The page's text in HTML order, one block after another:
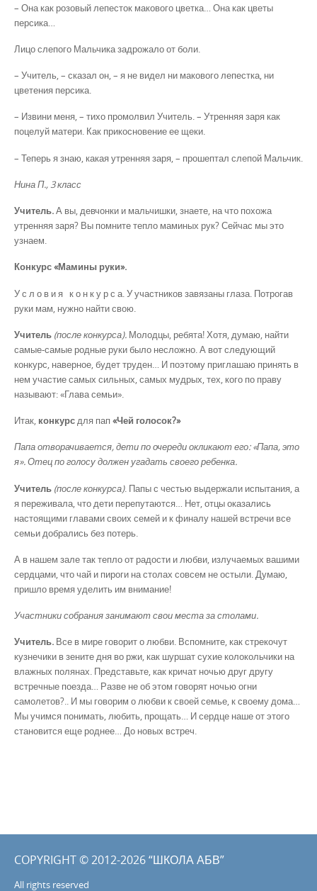
– Она как розовый лепесток макового цветка… Она как цветы
персика…
Лицо слепого Мальчика задрожало от боли.
– Учитель, – сказал он, – я не видел ни макового лепестка, ни
цветения персика.
– Извини меня, – тихо промолвил Учитель. – Утренняя заря как
поцелуй матери. Как прикосновение ее щеки.
– Теперь я знаю, какая утренняя заря, – прошептал слепой Мальчик.
Нина П., 3 класс
Учитель.А вы, девчонки и мальчишки, знаете, на что похожа
утренняя заря? Вы помните тепло маминых рук? Сейчас мы это
узнаем.
Конкурс «Мамины руки».
У с л о в и я к о н к у р с а. У участников завязаны глаза. Потрогав
руки мам, нужно найти свою.
Учитель (после конкурса). Молодцы, ребята! Хотя, думаю, найти
самые-самые родные руки было несложно. А вот следующий
конкурс, наверное, будет труден… И поэтому приглашаю принять в
нем участие самых сильных, самых мудрых, тех, кого по праву
называют: «Глава семьи».
Итак, конкурсдля пап «Чей голосок?»
Папа отворачивается, дети по очереди окликают его: «Папа, это
я». Отец по голосу должен угадать своего ребенка.
Учитель (после конкурса). Папы с честью выдержали испытания, а
я переживала, что дети перепутаются… Нет, отцы оказались
настоящими главами своих семей и к финалу нашей встречи все
семьи добрались без потерь.
А в нашем зале так тепло от радости и любви, излучаемых вашими
сердцами, что чай и пироги на столах совсем не остыли. Думаю,
пришло время уделить им внимание!
Участники собрания занимают свои места за столами.
Учитель. Все в мире говорит о любви. Вспомните, как стрекочут
кузнечики в зените дня во ржи, как шуршат сухие колокольчики на
влажных полянах. Представьте, как кричат ночью друг другу
встречные поезда… Разве не об этом говорят ночью огни
самолетов?.. И мы говорим о любви к своей семье, к своему дома…
Мы учимся понимать, любить, прощать… И сердце наше от этого
становится еще роднее… До новых встреч.
COPYRIGHT © 2012-2026 “ШКОЛА АБВ”
All rights reserved